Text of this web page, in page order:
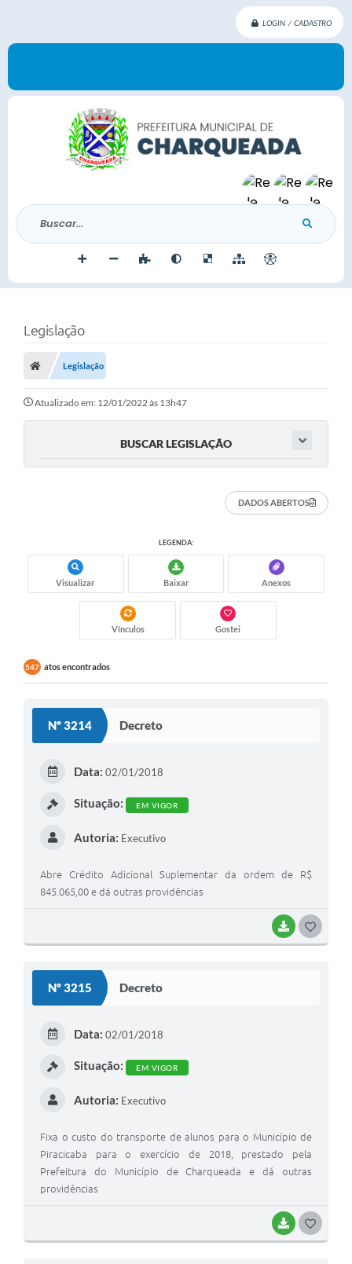
LOGIN / CADASTRO
Buscar...
Legislação
Legislação
Atualizado em: 12/01/2022 às 13h47
BUSCAR LEGISLAÇÃO
DADOS ABERTOS
LEGENDA:
Visualizar Baixar Anexos
Vínculos Gostei
547 atos encontrados
Nº 3214 Decreto
BAIXAR
Data: 02/01/2018
Situação: EM VIGOR
Autoria: Executivo
Abre Crédito Adicional Suplementar da ordem de R$
845.065,00 e dá outras providências
Nº 3215 Decreto
BAIXAR
Data: 02/01/2018
Situação: EM VIGOR
Autoria: Executivo
Fixa o custo do transporte de alunos para o Município de
Piracicaba para o exercício de 2018, prestado pela
Prefeitura do Município de Charqueada e dá outras
providências